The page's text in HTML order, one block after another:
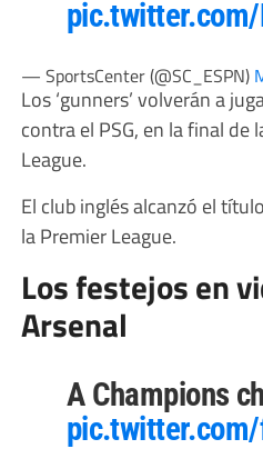
pic.twitter.com/
— SportsCenter (@SC_ESPN)
Los ‘gunners’ volverán a
contra el PSG, en la final de
League.
El club inglés alcanzó el
la Premier League.
Los festejos en
Arsenal
A Champions